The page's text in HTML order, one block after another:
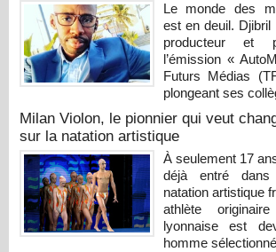
Le monde des
est en deuil. Djibril
producteur et
l’émission «
Futurs Médias
plongeant ses
Milan Violon, le pionnier qui veut
sur la natation artistique
À seulement 17
déjà entré
natation artistique
athlète
lyonnaise est
homme